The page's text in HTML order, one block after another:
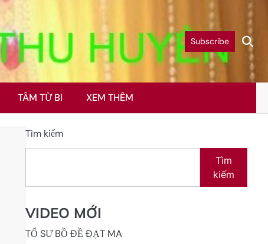
Subscribe
TÂM TỪ BI XEM THÊM
Tìm kiếm
Tìm
kiếm
VIDEO MỚI
TỔ SƯ BỒ ĐỀ ĐẠT MA